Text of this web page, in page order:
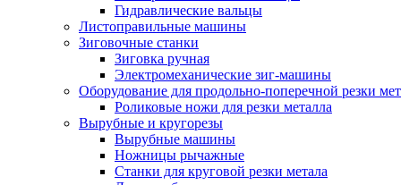
Гидравлические вальцы
Листоправильные машины
Зиговочные станки
Зиговка ручная
Электромеханические зиг-машины
Оборудование для продольно-поперечной резки
Роликовые ножи для резки металла
Вырубные и кругорезы
Вырубные машины
Ножницы рычажные
Станки для круговой резки метала